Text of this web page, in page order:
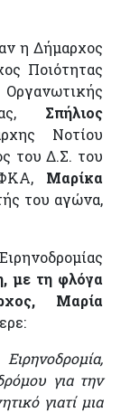
η Δήμαρχος
Ποιότητας
Σπήλιος
Νοτίου
του Δ.Σ. του
Μαρίκα
του αγώνα,
με τη φλόγα
Μαρία
για την
γιατί μια